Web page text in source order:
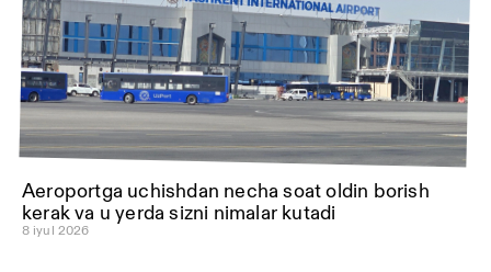
Aeroportga uchishdan necha soat oldin borish
kerak va u yerda sizni nimalar kutadi
8 iyul 2026